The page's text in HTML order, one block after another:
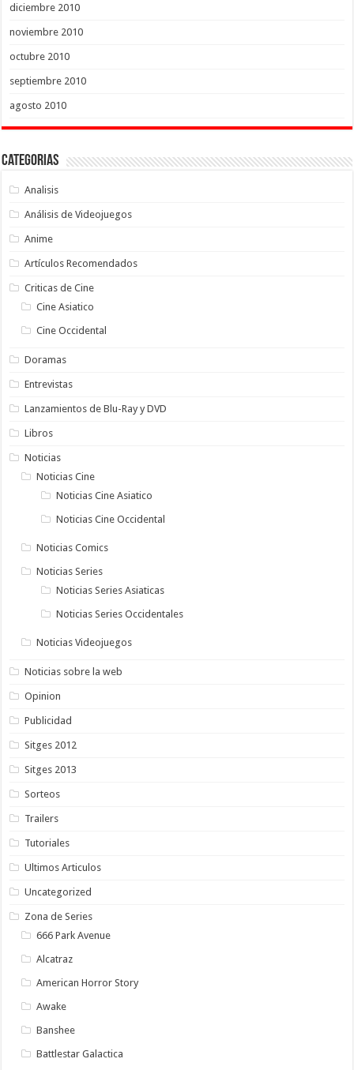
diciembre 2010
noviembre 2010
octubre 2010
septiembre 2010
agosto 2010
Categorias
Analisis
Análisis de Videojuegos
Anime
Artículos Recomendados
Criticas de Cine
Cine Asiatico
Cine Occidental
Doramas
Entrevistas
Lanzamientos de Blu-Ray y DVD
Libros
Noticias
Noticias Cine
Noticias Cine Asiatico
Noticias Cine Occidental
Noticias Comics
Noticias Series
Noticias Series Asiaticas
Noticias Series Occidentales
Noticias Videojuegos
Noticias sobre la web
Opinion
Publicidad
Sitges 2012
Sitges 2013
Sorteos
Trailers
Tutoriales
Ultimos Articulos
Uncategorized
Zona de Series
666 Park Avenue
Alcatraz
American Horror Story
Awake
Banshee
Battlestar Galactica